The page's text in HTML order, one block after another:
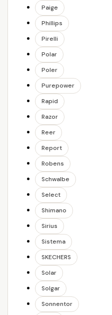
Paige
Phillips
Pirelli
Polar
Poler
Purepower
Rapid
Razor
Reer
Report
Robens
Schwalbe
Select
Shimano
Sirius
Sistema
SKECHERS
Solar
Solgar
Sonnentor